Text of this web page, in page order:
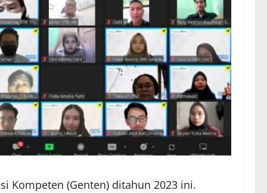
Kompeten (Genten) ditahun 2023 ini.